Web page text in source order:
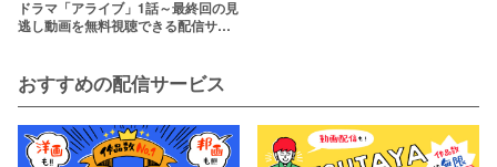
ドラマ「アライブ」1話～最終回の見
逃し動画を無料視聴できる配信サー
おすすめの配信サービス